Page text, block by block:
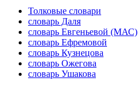
Толковые словари
словарь Даля
словарь Евгеньевой (МАС)
словарь Ефремовой
словарь Кузнецова
словарь Ожегова
словарь Ушакова